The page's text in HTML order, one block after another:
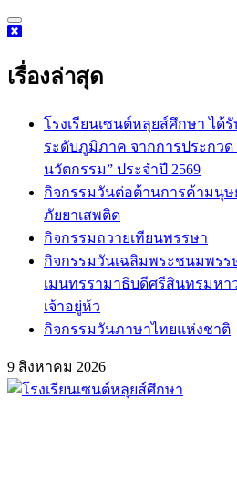
Skip
to
เรื่องล่าสุด
โรงเรียนเซนต์หลุยส์ศึกษา ได้
ระดับภูมิภาค จากการประกวด
นวัตกรรม” ประจำปี 2569
กิจกรรม​วันต่อต้านการค้ามนุ
ภัยยาเสพติด
กิจกรรมถวายเทียนพรรษา
กิจกรรมวันเฉลิมพระชนมพรร
เมนทรรามาธิบดีศรีสินทรมหา
เจ้าอยู่ห้ว
กิจกรรมวันภาษาไทยแห่งชาติ
9 สิงหาคม 2026